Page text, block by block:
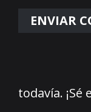
todavía.